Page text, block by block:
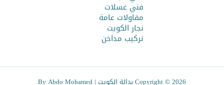
فني غسلات
مقاولات عامة
نجار الكويت
تركيب مداخن
Copyright © 2026 بدالة الكويت | By Abdo Mohamed